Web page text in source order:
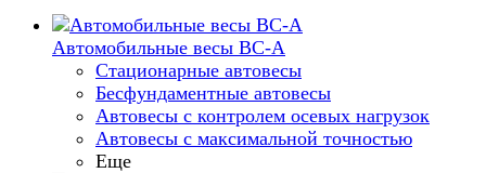
Автомобильные весы ВС-А
Стационарные автовесы
Бесфундаментные автовесы
Автовесы с контролем осевых нагрузок
Автовесы с максимальной точностью
Еще